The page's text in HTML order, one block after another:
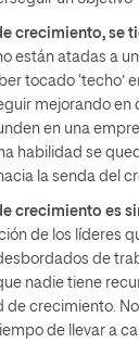
crecimiento, se
están atadas a
tocado ‘techo’
mejorando en
en una
habilidad se
la senda del
crecimiento es
de los líderes
de
nadie tiene
de crecimiento.
de llevar a